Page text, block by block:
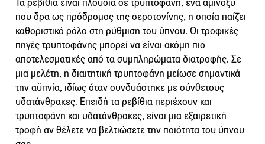
Τα ρεβίθια είναι πλούσια σε τρυπτοφάνη, ένα αμινοξύ
που δρα ως πρόδρομος της σεροτονίνης, η οποία παίζει
καθοριστικό ρόλο στη ρύθμιση του ύπνου. Οι τροφικές
πηγές τρυπτοφάνης μπορεί να είναι ακόμη πιο
αποτελεσματικές από τα συμπληρώματα διατροφής. Σε
μια μελέτη, η διαιτητική τρυπτοφάνη μείωσε σημαντικά
την αϋπνία, ιδίως όταν συνδυάστηκε με σύνθετους
υδατάνθρακες. Επειδή τα ρεβίθια περιέχουν και
τρυπτοφάνη και υδατάνθρακες, είναι μια εξαιρετική
τροφή αν θέλετε να βελτιώσετε την ποιότητα του ύπνου